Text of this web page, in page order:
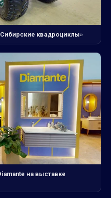
квадроциклы»
на выставке